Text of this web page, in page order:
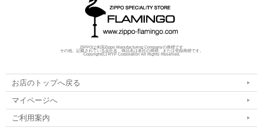
ZIPPOは米国Zippo Manufacturing Companyの商標です
その他、記載されている会社名、商品名は各社の商標、または登録商標です。
Copyright(C) RYP Corporation All Rights Reserved.
お店のトップへ戻る
マイページへ
ご利用案内